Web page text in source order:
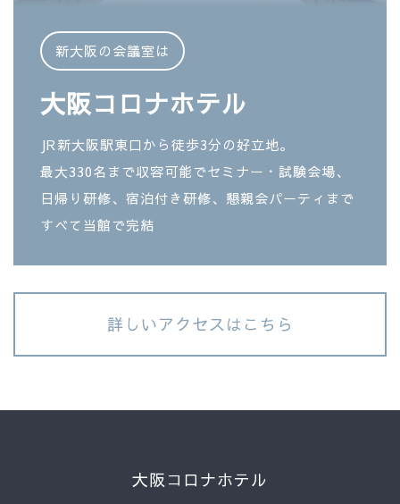
新大阪の会議室は
大阪コロナホテル
JR新大阪駅東口から徒歩3分の好立地。
最大330名まで収容可能でセミナー・試験会場、
日帰り研修、宿泊付き研修、懇親会パーティまで
すべて当館で完結
詳しいアクセスはこちら
大阪コロナホテル